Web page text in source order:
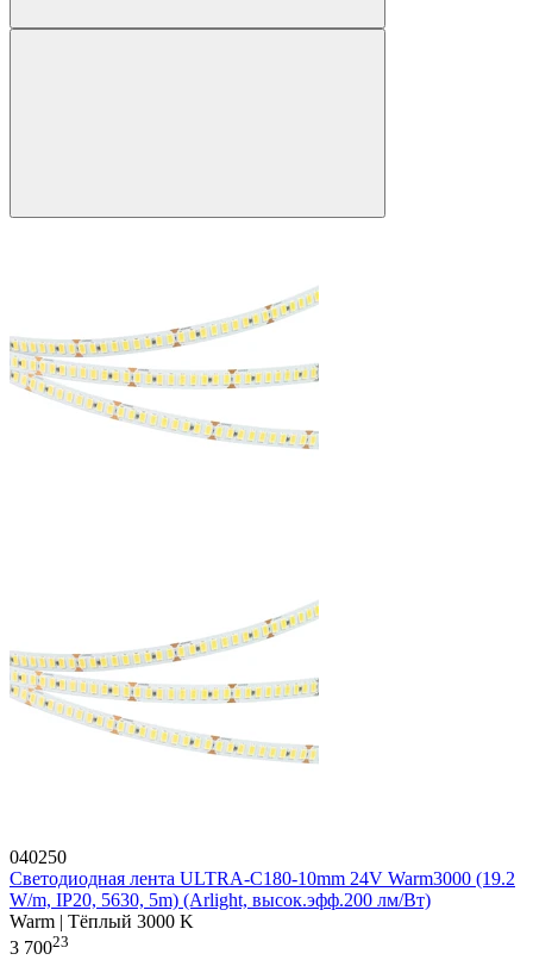
040250
Светодиодная лента ULTRA-C180-10mm 24V Warm3000 (19.2
W/m, IP20, 5630, 5m) (Arlight, высок.эфф.200 лм/Вт)
Warm | Тёплый 3000 K
3 70023